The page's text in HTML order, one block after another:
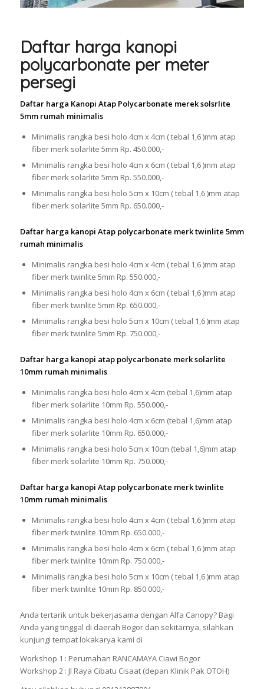
Daftar harga kanopi
polycarbonate per meter
persegi
Daftar harga Kanopi Atap Polycarbonate merek solsrlite
5mm rumah minimalis
Minimalis rangka besi holo 4cm x 4cm ( tebal 1,6 )mm atap
fiber merk solarlite 5mm Rp. 450.000,-
Minimalis rangka besi holo 4cm x 6cm ( tebal 1,6 )mm atap
fiber merk solarlite 5mm Rp. 550.000,-
Minimalis rangka besi holo 5cm x 10cm ( tebal 1,6 )mm atap
fiber merk solarlite 5mm Rp. 650.000,-
Daftar harga kanopi Atap polycarbonate merk twinlite 5mm
rumah minimalis
Minimalis rangka besi holo 4cm x 4cm ( tebal 1,6 )mm atap
fiber merk twinlite 5mm Rp. 550.000,-
Minimalis rangka besi holo 4cm x 6cm ( tebal 1,6 )mm atap
fiber merk twinlite 5mm Rp. 650.000,-
Minimalis rangka besi holo 5cm x 10cm ( tebal 1,6 )mm atap
fiber merk twinlite 5mm Rp. 750.000,-
Daftar harga kanopi atap polycarbonate merk solarlite
10mm rumah minimalis
Minimalis rangka besi holo 4cm x 4cm (tebal 1,6)mm atap
fiber merk solarlite 10mm Rp. 550.000,-
Minimalis rangka besi holo 4cm x 6cm (tebal 1,6)mm atap
fiber merk solarlite 10mm Rp. 650.000,-
Minimalis rangka besi holo 5cm x 10cm (tebal 1,6)mm atap
fiber merk solarlite 10mm Rp. 750.000,-
Daftar harga kanopi Atap polycarbonate merk twinlite
10mm rumah minimalis
Minimalis rangka besi holo 4cm x 4cm ( tebal 1,6 )mm atap
fiber merk twinlite 10mm Rp. 650.000,-
Minimalis rangka besi holo 4cm x 6cm ( tebal 1,6 )mm atap
fiber merk twinlite 10mm Rp. 750.000,-
Minimalis rangka besi holo 5cm x 10cm ( tebal 1,6 )mm atap
fiber merk twinlite 10mm Rp. 850.000,-
Anda tertarik untuk bekerjasama dengan Alfa Canopy? Bagi
Anda yang tinggal di daerah Bogor dan sekitarnya, silahkan
kunjungi tempat lokakarya kami di
Workshop 1 : Perumahan RANCAMAYA Ciawi Bogor
Workshop 2 : Jl Raya Cibatu Cisaat (depan Klinik Pak OTOH)